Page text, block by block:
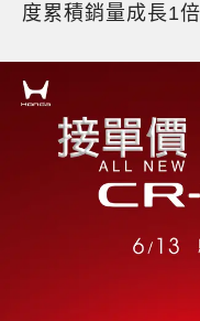
度累積銷量成長1